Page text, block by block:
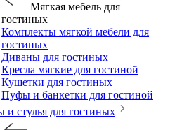
Мягкая мебель для
гостиных
Комплекты мягкой мебели для
гостиных
Диваны для гостиных
Кресла мягкие для гостиной
Кушетки для гостиных
Пуфы и банкетки для гостиной
и стулья для гостиных